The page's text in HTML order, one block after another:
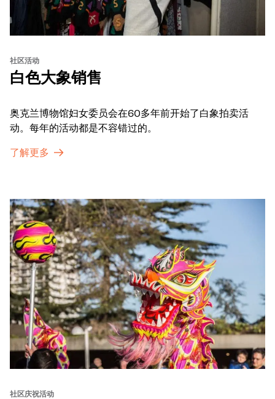
社区活动
白色大象销售
奥克兰博物馆妇女委员会在60多年前开始了白象拍卖活
动。每年的活动都是不容错过的。
了解更多
社区庆祝活动